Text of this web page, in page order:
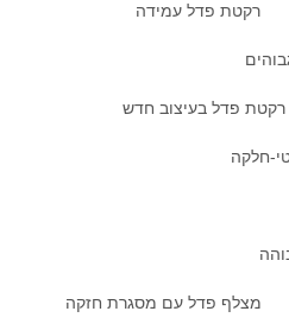
רקטת פדל עמידה
רקטת פדל בעיצוב חדש
חלקה
מצלף פדל עם מסגרת חזקה